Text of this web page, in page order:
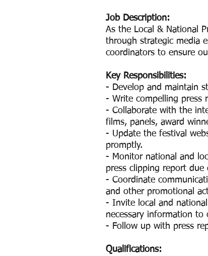
Job Description:
As the Local & National
through strategic media
coordinators to ensure
Key Responsibilities:
- Develop and maintain
- Write compelling press
- Collaborate with the
films, panels, award
- Update the festival
promptly.
- Monitor national and
press clipping report
- Coordinate
and other promotional
- Invite local and
necessary information
- Follow up with press
Qualifications: